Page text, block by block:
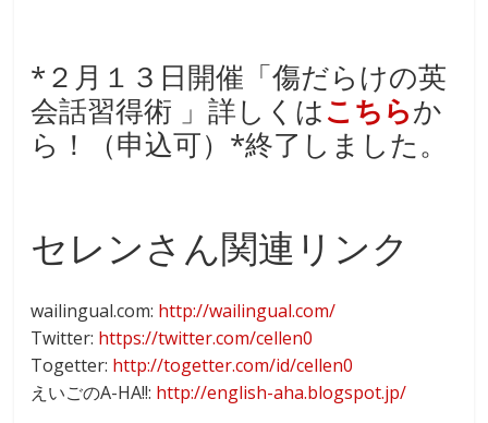
*２月１３日開催「傷だらけの英
会話習得術 」詳しくはこちらか
ら！（申込可）*終了しました。
セレンさん関連リンク
wailingual.com: http://wailingual.com/
Twitter: https://twitter.com/cellen0
Togetter: http://togetter.com/id/cellen0
えいごのA-HA!!: http://english-aha.blogspot.jp/